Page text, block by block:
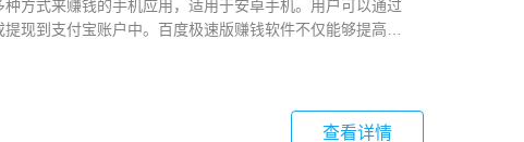
方式来赚钱的手机应用，适用于安卓手机。用户可以通过
现到支付宝账户中。百度极速版赚钱软件不仅能够提高用
查看详情